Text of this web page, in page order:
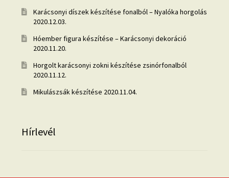
Karácsonyi díszek készítése fonalból – Nyalóka horgolás
2020.12.03.
Hóember figura készítése – Karácsonyi dekoráció
2020.11.20.
Horgolt karácsonyi zokni készítése zsinórfonalból
2020.11.12.
Mikulászsák készítése 2020.11.04.
Hírlevél